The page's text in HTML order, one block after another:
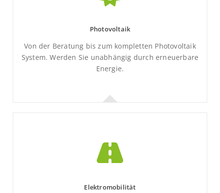
Photovoltaik
Von der Beratung bis zum kompletten Photovoltaik
System. Werden Sie unabhängig durch erneuerbare
Energie.
Photovoltaik
Bei uns können Sie eine leistungsstarke
Elektromobilität